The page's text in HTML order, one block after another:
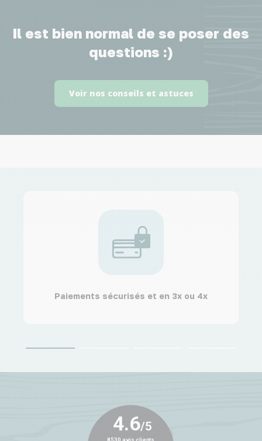
Il est bien normal de se poser des
questions :)
Voir nos conseils et astuces
Paiements sécurisés et en 3x ou 4x